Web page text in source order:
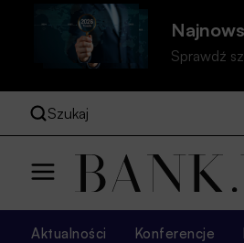
Sprawdź
Szukaj
Aktualności Konferencje